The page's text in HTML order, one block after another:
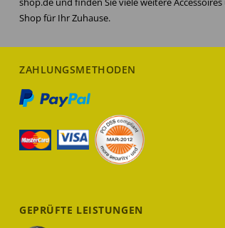
Shop für Ihr Zuhause.
ZAHLUNGSMETHODEN
GEPRÜFTE LEISTUNGEN